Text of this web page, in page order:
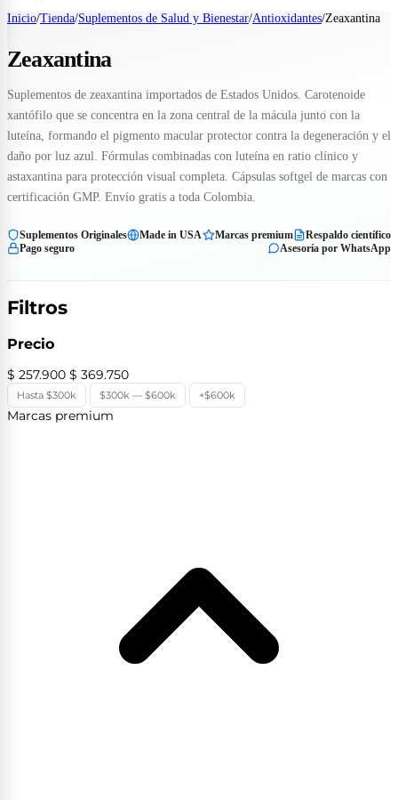
Inicio/Tienda/Suplementos de Salud y Bienestar/Antioxidantes/Zeaxantina
Zeaxantina
Suplementos de zeaxantina importados de Estados Unidos. Carotenoide
xantófilo que se concentra en la zona central de la mácula junto con la
luteína, formando el pigmento macular protector contra la degeneración y el
daño por luz azul. Fórmulas combinadas con luteína en ratio clínico y
astaxantina para protección visual completa. Cápsulas softgel de marcas con
certificación GMP. Envío gratis a toda Colombia.
Suplementos Originales Made in USA Marcas premium
Respaldo científico
Pago seguro
Asesoría por WhatsApp
Filtros
Precio
$ 257.900 $ 369.750
Hasta $300k $300k — $600k +$600k
Marcas premium